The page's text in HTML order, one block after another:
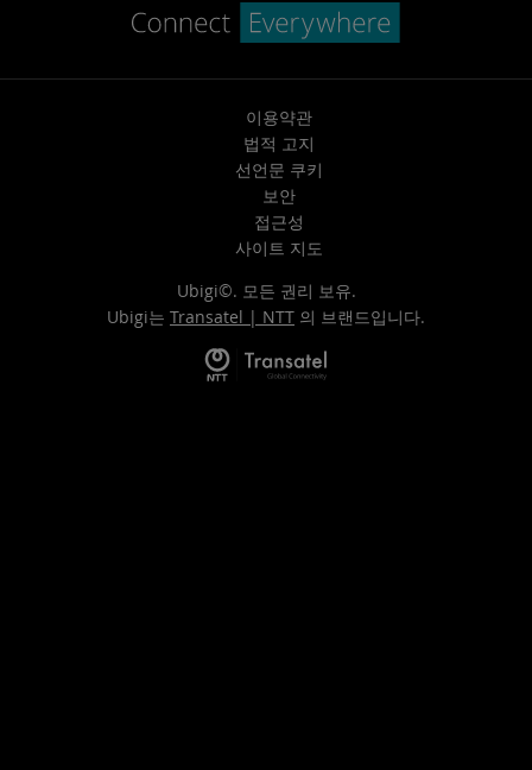
이용약관
법적 고지
선언문 쿠키
보안
접근성
사이트 지도
Ubigi©. 모든 권리 보유.
Ubigi는 Transatel | NTT 의 브랜드입니다.